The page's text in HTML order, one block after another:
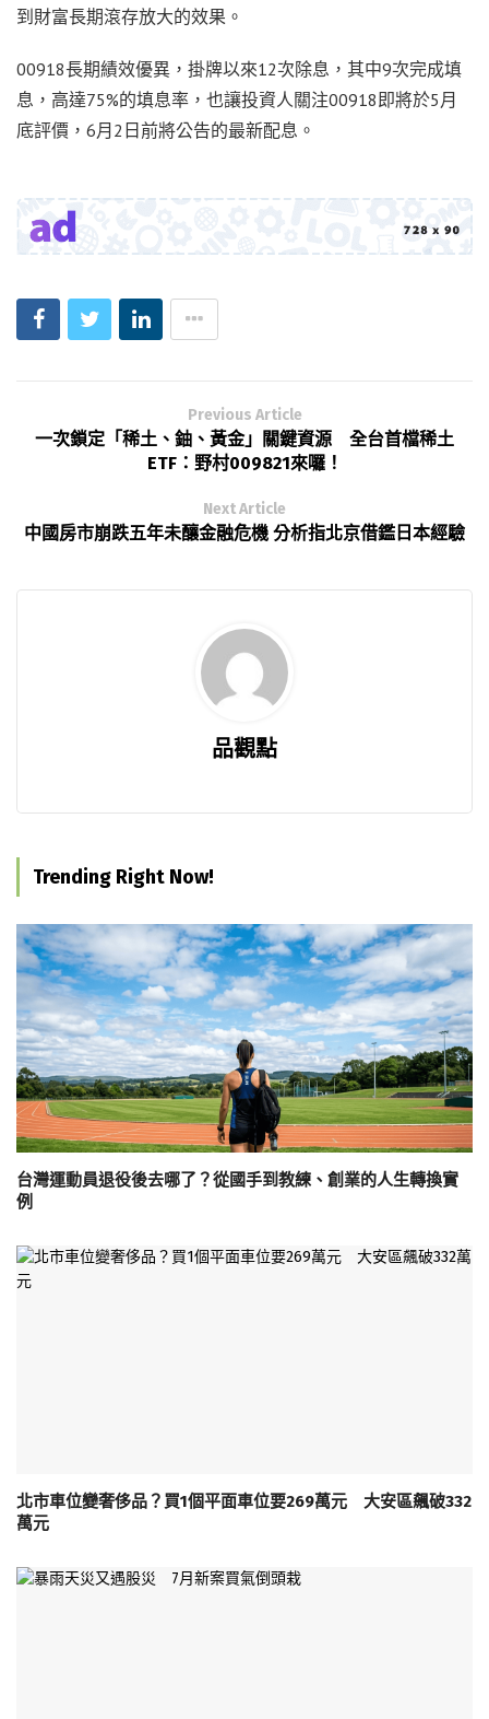
到財富長期滾存放大的效果。
00918長期績效優異，掛牌以來12次除息，其中9次完成填
息，高達75%的填息率，也讓投資人關注00918即將於5月
底評價，6月2日前將公告的最新配息。
Previous Article
一次鎖定「稀土、鈾、黃金」關鍵資源 全台首檔稀土
ETF：野村009821來囉！
Next Article
中國房市崩跌五年未釀金融危機 分析指北京借鑑日本經驗
品觀點
Trending Right Now!
台灣運動員退役後去哪了？從國手到教練、創業的人生轉換實
例
北市車位變奢侈品？買1個平面車位要269萬元 大安區飆破332
萬元